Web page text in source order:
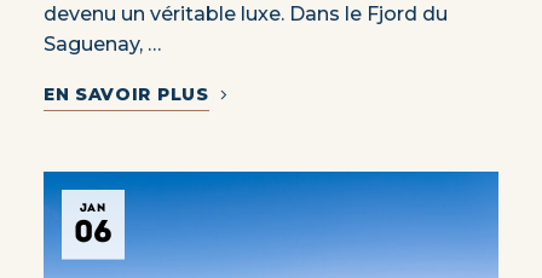
devenu un véritable luxe. Dans le Fjord du
Saguenay, …
EN SAVOIR PLUS
JAN
06